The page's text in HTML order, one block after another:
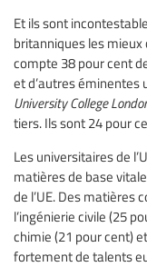
Et ils sont
britanniques les mieux
compte 38 pour cent
et d’autres éminentes
University College
tiers. Ils sont 24 pour
Les universitaires de
matières de base
de l’UE. Des matières
l’ingénierie civile (25
chimie (21 pour cent)
fortement de talents